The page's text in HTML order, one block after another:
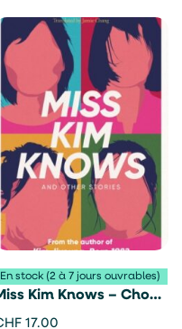
En stock (2 à 7 jours ouvrables)
Kim Knows – Cho
Joo
17.00